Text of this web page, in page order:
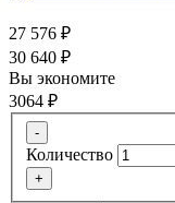
27 576 ₽
30 640 ₽
Вы экономите
3064 ₽
-
Количество
+